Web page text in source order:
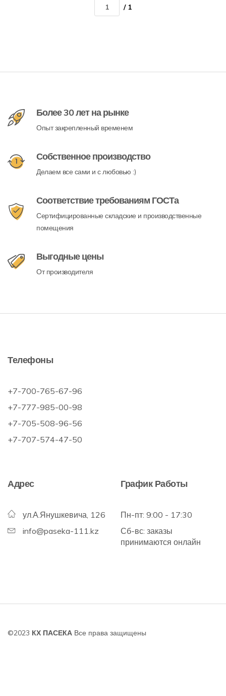
/ 1
Более 30 лет на рынке
Опыт закрепленный временем
Собственное производство
Делаем все сами и с любовью :)
Соответствие требованиям ГОСТа
Сертифицированные складские и производственные
помещения
Выгодные цены
От производителя
Телефоны
+7-700-765-67-96
+7-777-985-00-98
+7-705-508-96-56
+7-707-574-47-50
Адрес
ул.А.Янушкевича, 126
info@paseka-111.kz
График Работы
Пн-пт: 9:00 - 17:30
Сб-вс: заказы
принимаются онлайн
©2023 КХ ПАСЕКА Все права защищены